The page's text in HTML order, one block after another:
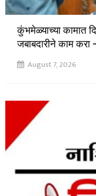
कुंभमेळ्याच्या कामात
जबाबदारीने काम करा
August 7, 2026